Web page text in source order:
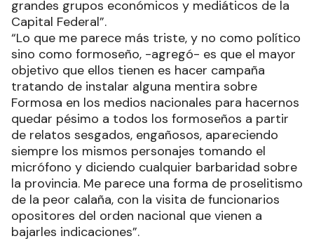
grandes grupos económicos y mediáticos de la
Capital Federal”.
“Lo que me parece más triste, y no como político
sino como formoseño, -agregó- es que el mayor
objetivo que ellos tienen es hacer campaña
tratando de instalar alguna mentira sobre
Formosa en los medios nacionales para hacernos
quedar pésimo a todos los formoseños a partir
de relatos sesgados, engañosos, apareciendo
siempre los mismos personajes tomando el
micrófono y diciendo cualquier barbaridad sobre
la provincia. Me parece una forma de proselitismo
de la peor calaña, con la visita de funcionarios
opositores del orden nacional que vienen a
bajarles indicaciones”.